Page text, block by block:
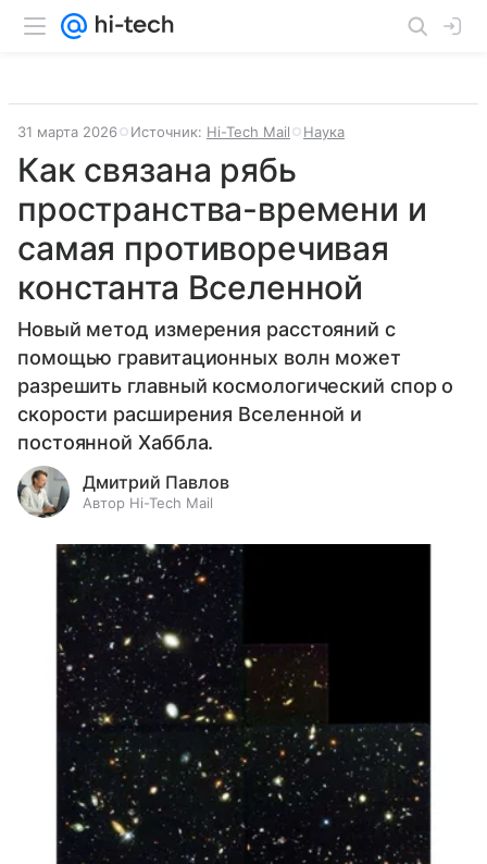
31 марта 2026 Источник: Hi-Tech Mail Наука
Как связана рябь
пространства-времени и
самая противоречивая
константа Вселенной
Новый метод измерения расстояний с
помощью гравитационных волн может
разрешить главный космологический спор о
скорости расширения Вселенной и
постоянной Хаббла.
Дмитрий Павлов
Автор Hi-Tech Mail